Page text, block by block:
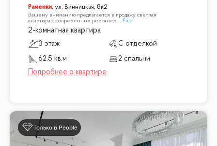
Раменки,ул. Винницкая, 8к2
Вашему вниманию предлагается в продажу светлая
квартира с современным ремонтом.... Ещё
2-комнатная квартира
3 этаж
С отделкой
62.5 кв.м
2 спальни
Только в People